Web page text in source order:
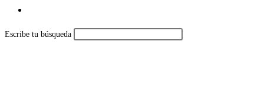
de
Escribe tu búsqueda